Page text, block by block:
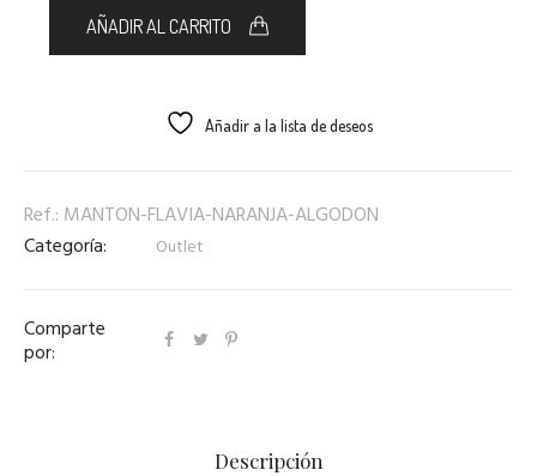
AÑADIR AL CARRITO
Añadir a la lista de deseos
Ref.: MANTON-FLAVIA-NARANJA-ALGODON
Categoría:
Outlet
Comparte
por:
Descripción